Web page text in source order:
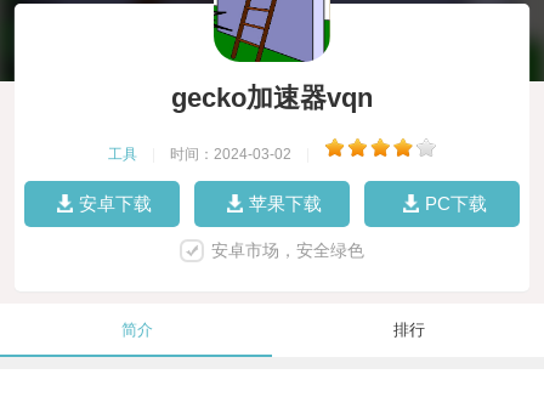
gecko加速器vqn
工具 时间：2024-03-02
安卓下载 苹果下载 PC下载
安卓市场，安全绿色
简介 排行